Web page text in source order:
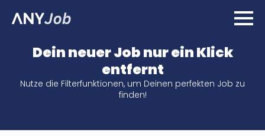
Dein neuer Job nur ein Klick
entfernt
Nutze die Filterfunktionen, um Deinen perfekten Job zu
finden!